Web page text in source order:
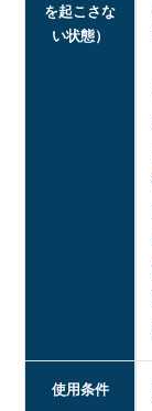
を起こさな
い状態）
使用条件